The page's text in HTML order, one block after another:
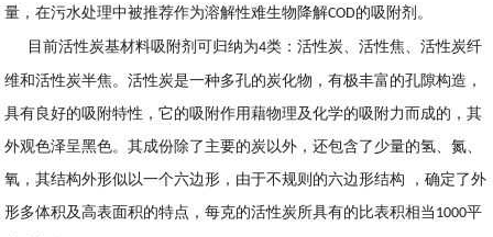
量，在污水处理中被推荐作为溶解性难生物降解COD的吸附剂。
目前活性炭基材料吸附剂可归纳为4类：活性炭、活性焦、活性炭纤
维和活性炭半焦。活性炭是一种多孔的炭化物，有极丰富的孔隙构造，
具有良好的吸附特性，它的吸附作用藉物理及化学的吸附力而成的，其
外观色泽呈黑色。其成份除了主要的炭以外，还包含了少量的氢、氮、
氧，其结构外形似以一个六边形，由于不规则的六边形结构 ，确定了外
形多体积及高表面积的特点，每克的活性炭所具有的比表积相当 1000平